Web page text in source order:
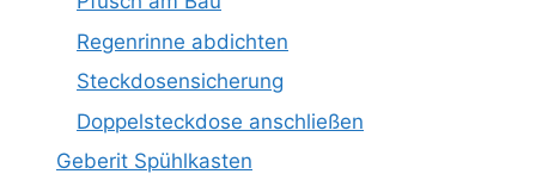
Regenrinne abdichten
Steckdosensicherung
Doppelsteckdose anschließen
Geberit Spühlkasten